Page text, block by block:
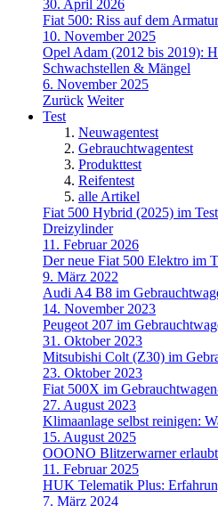
30. April 2026
Fiat 500: Riss auf dem
10. November 2025
Opel Adam (2012 bis 2019):
Schwachstellen & Mängel
6. November 2025
Zurück Weiter
Test
Neuwagentest
Gebrauchtwagentest
Produkttest
Reifentest
alle Artikel
Fiat 500 Hybrid (2025) im
Dreizylinder
11. Februar 2026
Der neue Fiat 500 Elektro im
9. März 2022
Audi A4 B8 im
14. November 2023
Peugeot 207 im
31. Oktober 2023
Mitsubishi Colt (Z30) im
23. Oktober 2023
Fiat 500X im
27. August 2023
Klimaanlage selbst reinigen:
15. August 2025
OOONO Blitzerwarner
11. Februar 2025
HUK Telematik Plus:
7. März 2024